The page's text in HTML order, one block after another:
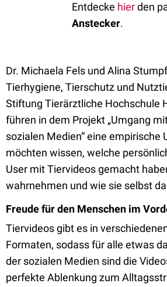
Entdecke hierden
Anstecker.
Dr. Michaela Fels und Alina
Tierhygiene, Tierschutz und
Stiftung Tierärztliche Hochschule
führen in dem Projekt „Umgang
sozialen Medien“ eine empirische
möchten wissen, welche
User mit Tiervideos gemacht
wahrnehmen und wie sie selbst
Freude für den Menschen im
Tiervideos gibt es in
Formaten, sodass für alle etwas
der sozialen Medien sind die
perfekte Ablenkung zum